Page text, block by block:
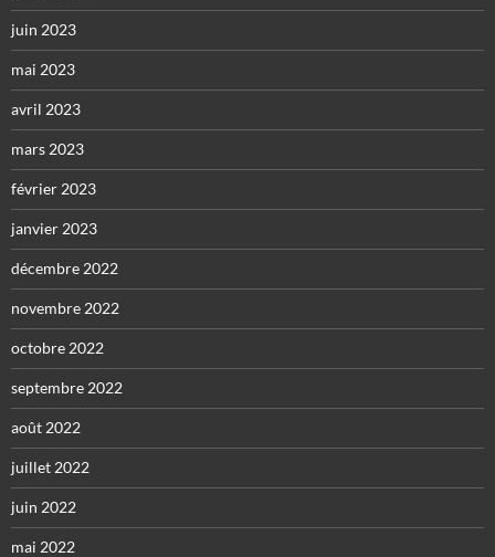
juin 2023
mai 2023
avril 2023
mars 2023
février 2023
janvier 2023
décembre 2022
novembre 2022
octobre 2022
septembre 2022
août 2022
juillet 2022
juin 2022
mai 2022